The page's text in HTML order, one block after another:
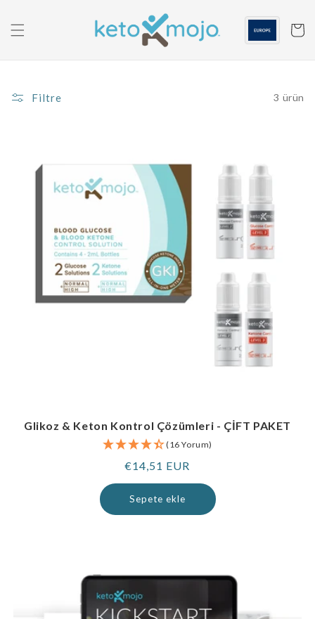
geç
Sepeti
Filtre 3 ürün
Glikoz & Keton Kontrol Çözümleri - ÇİFT PAKET
(16 Yorum)
Normal
fiyat
€14,51 EUR
Sepete ekle